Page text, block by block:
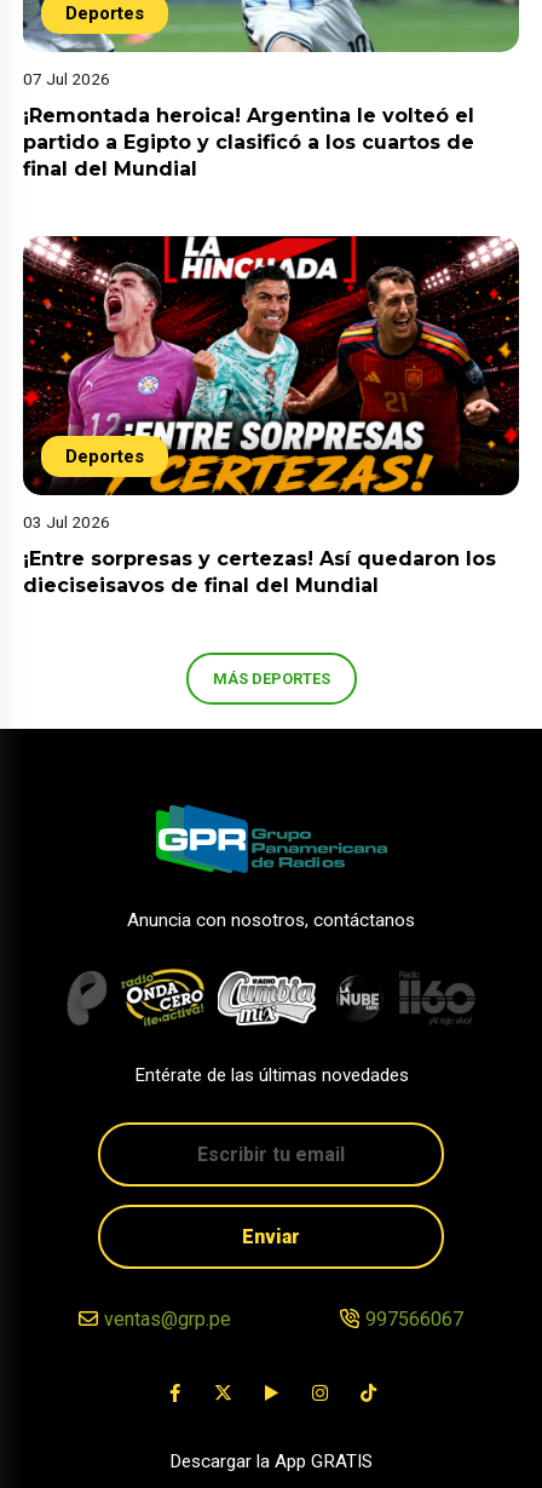
Deportes
07 Jul 2026
¡Remontada heroica! Argentina le volteó el
partido a Egipto y clasificó a los cuartos de
final del Mundial
Deportes
03 Jul 2026
¡Entre sorpresas y certezas! Así quedaron los
dieciseisavos de final del Mundial
MÁS DEPORTES
Anuncia con nosotros, contáctanos
Entérate de las últimas novedades
Enviar
ventas@grp.pe 997566067
Descargar la App GRATIS